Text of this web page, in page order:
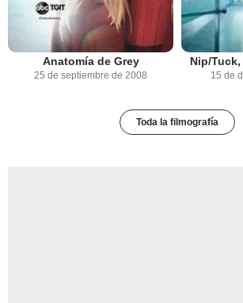
Anatomía de Grey
25 de septiembre de 2008
Nip/
15 de
Toda la filmografía